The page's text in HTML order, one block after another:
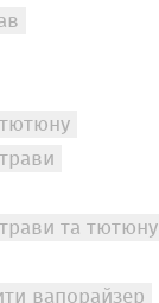
та тютюну
вапорайзер